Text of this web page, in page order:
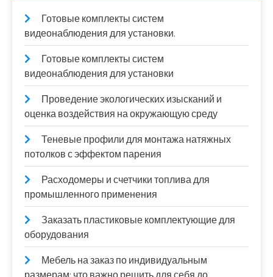
Готовые комплекты систем
видеонаблюдения для установки.
Готовые комплекты систем
видеонаблюдения для установки
Проведение экологических изысканий и
оценка воздействия на окружающую среду
Теневые профили для монтажа натяжных
потолков с эффектом парения
Расходомеры и счетчики топлива для
промышленного применения
Заказать пластиковые комплектующие для
оборудования
Мебель на заказ по индивидуальным